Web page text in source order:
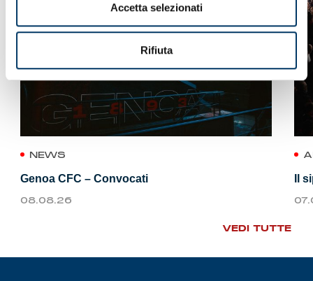
Accetta selezionati
Rifiuta
NEWS
Genoa CFC – Convocati
08.08.26
Il
VEDI TUTTE